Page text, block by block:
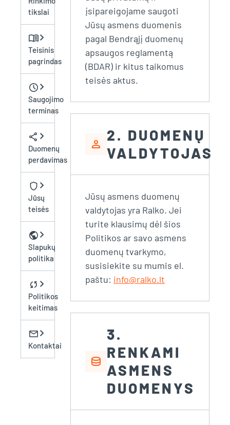
tikslai
menu_book
Teisinis
pagrindas
chevron_right
schedule
Saugojimo
terminas
chevron_right
share
Duomenų
perdavimas
chevron_right
shield
Jūsų
teisės
chevron_right
public
Slapukų
politika
chevron_right
sync
Politikos
keitimas
chevron_right
mail
Kontaktai
chevron_right
įsipareigojame saugoti
Jūsų asmens duomenis
pagal Bendrąjį duomenų
apsaugos reglamentą
(BDAR) ir kitus taikomus
teisės aktus.
person
2. DUOMENŲ
VALDYTOJAS
Jūsų asmens duomenų
valdytojas yra Ralko. Jei
turite klausimų dėl šios
Politikos ar savo asmens
duomenų tvarkymo,
susisiekite su mumis el.
paštu: info@ralko.lt
database
3.
RENKAMI
ASMENS
DUOMENYS